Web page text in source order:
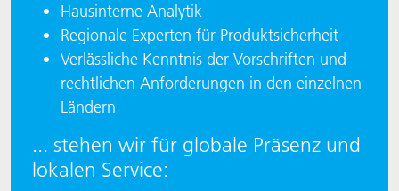
Hausinterne Analytik
Regionale Experten für Produktsicherheit
Verlässliche Kenntnis der Vorschriften und
rechtlichen Anforderungen in den einzelnen
Ländern
... stehen wir für globale Präsenz und
lokalen Service: